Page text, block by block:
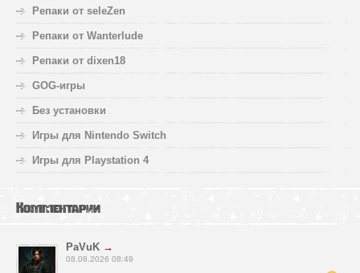
Репаки от seleZen
Репаки от Wanterlude
Репаки от dixen18
GOG-игры
Без установки
Игры для Nintendo Switch
Игры для Playstation 4
Комментарии
PaVuK →
08.08.2026 08:49